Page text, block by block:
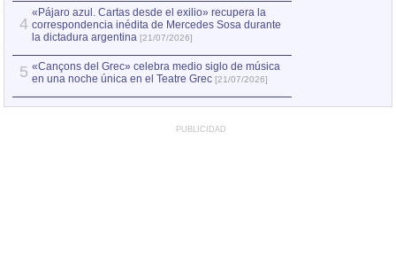
4
«Pájaro azul. Cartas desde el exilio» recupera la
correspondencia inédita de Mercedes Sosa durante
la dictadura argentina [21/07/2026]
5 «Cançons del Grec» celebra medio siglo de música
en una noche única en el Teatre Grec [21/07/2026]
PUBLICIDAD